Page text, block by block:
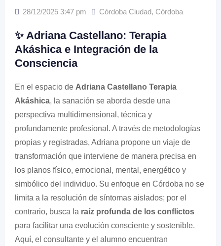
28/12/2025 3:47 pm Córdoba Ciudad, Córdoba
✨ Adriana Castellano: Terapia
Akáshica e Integración de la
Consciencia
En el espacio de Adriana Castellano Terapia
Akáshica, la sanación se aborda desde una
perspectiva multidimensional, técnica y
profundamente profesional. A través de metodologías
propias y registradas, Adriana propone un viaje de
transformación que interviene de manera precisa en
los planos físico, emocional, mental, energético y
simbólico del individuo. Su enfoque en Córdoba no se
limita a la resolución de síntomas aislados; por el
contrario, busca la raíz profunda de los conflictos
para facilitar una evolución consciente y sostenible.
Aquí, el consultante y el alumno encuentran